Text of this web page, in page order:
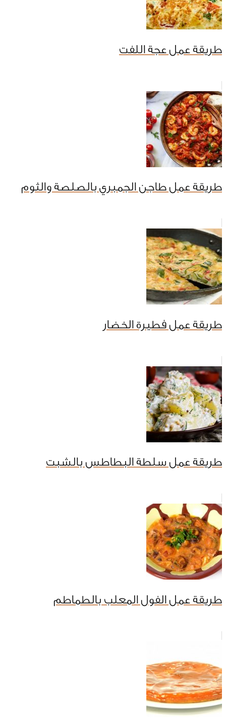
طريقة عمل عجة اللفت
طريقة عمل طاجن الجمبري بالصلصة والثوم
طريقة عمل فطيرة الخضار
طريقة عمل سلطة البطاطس بالشبت
طريقة عمل الفول المعلب بالطماطم